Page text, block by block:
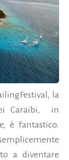
la
Caraibi, in
è fantastico.
a diventare